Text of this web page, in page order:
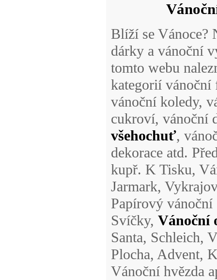
Blíží se Vánoce?
dárky a vánoční
tomto webu
kategorií
vánoční koledy,
cukroví, vánoční
všehochuť,
dekorace atd.
kupř. K Tisku,
Jarmark,
Papírový
Svíčky, Vánoční
Santa, Schleich,
Plocha, Advent,
Vánoční hvězda